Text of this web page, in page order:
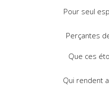
Pour seul
Perçantes
Que ces
Qui rendent